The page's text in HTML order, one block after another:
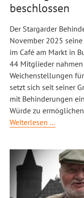
beschlossen
Der Stargarder
November 2025
im Café am Markt in
44 Mitglieder
Weichenstellungen
setzt sich seit seiner
mit Behinderungen
Würde zu
Weiterlesen …
wählt
neuen
Vorstand
–